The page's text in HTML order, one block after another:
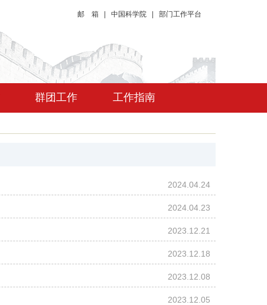
邮 箱 中国科学院 部门工作平台
群团工作 工作指南
2024.04.24
2024.04.23
2023.12.21
2023.12.18
2023.12.08
2023.12.05